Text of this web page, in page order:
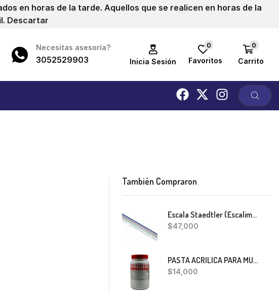
en horas de la tarde. Aquellos que se realicen en horas de la
Descartar
Necesitas asesoría?
3052529903 Inicia Sesión
0
Favoritos
0
Carrito
También Compraron
Escala Staedtler (Escalimetro)
$47,000
PASTA ACRILICA PARA MURALISMO 400 GRS
$14,000